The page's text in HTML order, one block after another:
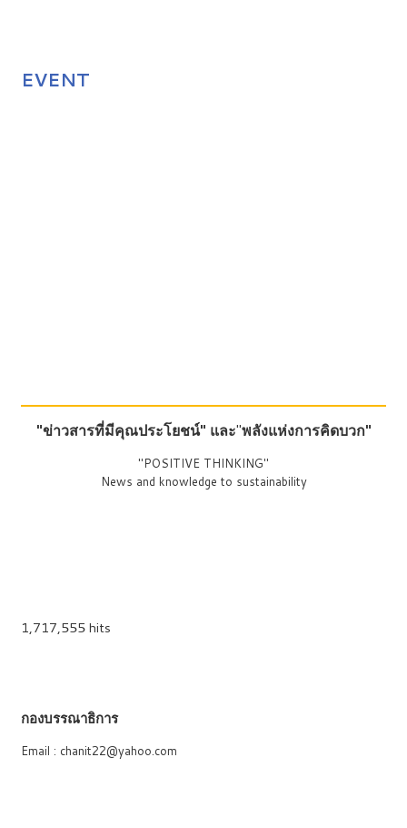
EVENT
"ข่าวสารที่มีคุณประโยชน์" และ"พลังแห่งการคิดบวก"
"POSITIVE THINKING"
News and knowledge to sustainability
1,717,555 hits
กองบรรณาธิการ
Email : chanit22@yahoo.com